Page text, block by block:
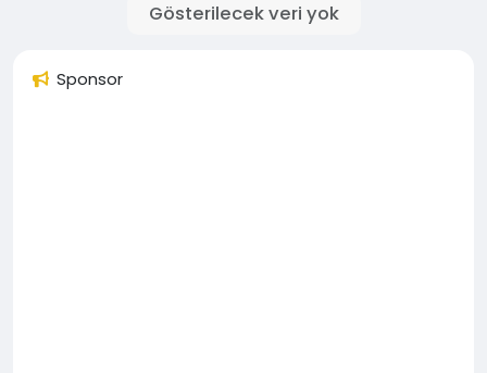
Gösterilecek veri yok
Sponsor